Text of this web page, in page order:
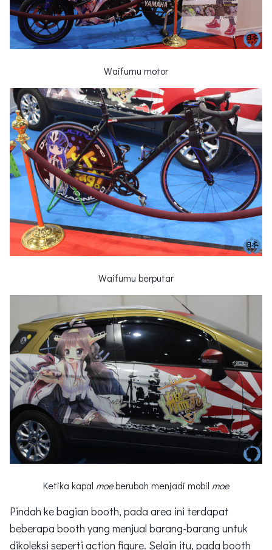
Waifumu motor
Waifumu berputar
Ketika kapal moeberubah menjadi mobil moe
Pindah ke bagian booth, pada area ini terdapat
beberapa booth yang menjual barang-barang untuk
dikoleksi seperti action figure. Selain itu, pada booth